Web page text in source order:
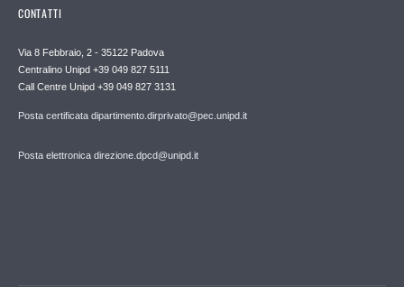
CONTATTI
Via 8 Febbraio, 2 - 35122 Padova
Centralino Unipd +39 049 827 5111
Call Centre Unipd +39 049 827 3131
Posta certificata dipartimento.dirprivato@pec.unipd.it
Posta elettronica direzione.dpcd@unipd.it